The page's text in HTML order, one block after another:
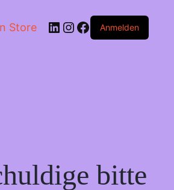
Store LinkedIn
Instagram
Facebook
Anmelden
bitte